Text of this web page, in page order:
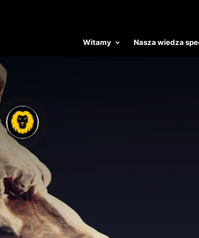
Witamy Nasza wiedza